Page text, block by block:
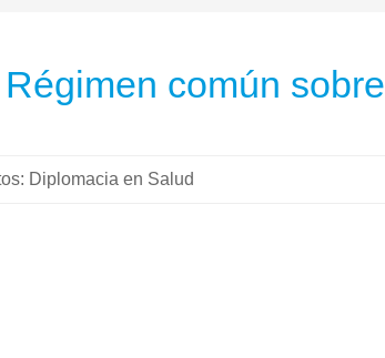
común sobre
Diplomacia en Salud